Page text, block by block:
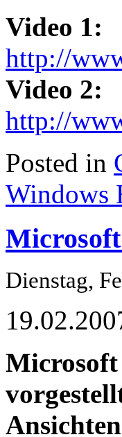
Video 1:
http://
Video 2:
http://
Posted in
Windows
Microsoft
Dienstag,
Microsoft